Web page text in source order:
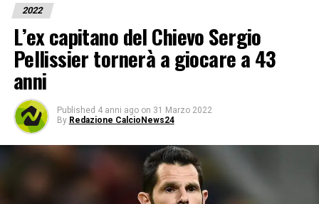
2022
L’ex capitano del Chievo Sergio
Pellissier tornerà a giocare a 43
anni
Published 4 anni ago on 31 Marzo 2022
By Redazione CalcioNews24